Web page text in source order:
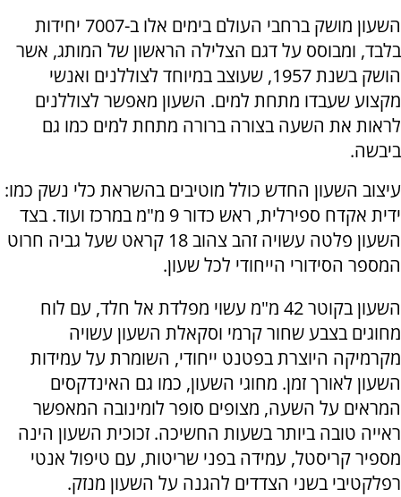
השעון מושק ברחבי העולם בימים אלו ב-7007 יחידות
בלבד, ומבוסס על דגם הצלילה הראשון של המותג, אשר
הושק בשנת 1957, שעוצב במיוחד לצוללנים ואנשי
מקצוע שעבדו מתחת למים. השעון מאפשר לצוללנים
לראות את השעה בצורה ברורה מתחת למים כמו גם
ביבשה.
עיצוב השעון החדש כולל מוטיבים בהשראת כלי נשק כמו:
ידית אקדח ספירלית, ראש כדור 9 מ"מ במרכז ועוד. בצד
השעון פלטה עשויה זהב צהוב 18 קראט שעל גביה חרוט
המספר הסידורי הייחודי לכל שעון.
השעון בקוטר 42 מ"מ עשוי מפלדת אל חלד, עם לוח
מחוגים בצבע שחור קרמי וסקאלת השעון עשויה
מקרמיקה היוצרת בפטנט ייחודי, השומרת על עמידות
השעון לאורך זמן. מחוגי השעון, כמו גם האינדקסים
המראים על השעה, מצופים סופר לומינובה המאפשר
ראייה טובה ביותר בשעות החשיכה. זכוכית השעון הינה
מספיר קריסטל, עמידה בפני שריטות, עם טיפול אנטי
רפלקטיבי בשני הצדדים להגנה על השעון מנזק.